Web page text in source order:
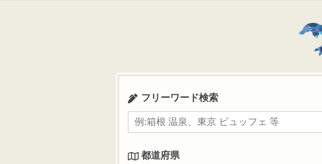
フリーワード検索
都道府県